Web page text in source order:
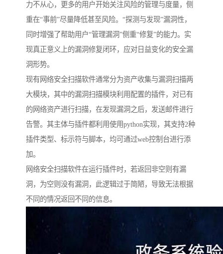
力不从心，更多的用户开始关注风险的管理与度量，侧
重在“事前”尽量降低甚至风险。“探测与发现”漏洞性，
同时增强了帮助用户“管理漏洞”侧重“修复”的能力。实
现真正意义上的漏洞修复闭环，应对日益变化的安全漏
洞形势。
现有网络安全扫描软件通常分为资产收集与漏洞扫描两
大模块，其中的漏洞扫描模块利用配置的插件，对已有
的网络资产进行扫描，在发现漏洞之后，发送邮件进行
告警。其主体与插件都利用使用python实现，其支持2种
插件类型、标示符与脚本，均可通过web控制台进行添
加。
网络安全扫描软件在运行插件时，若返回非空则有漏
洞，为空则没有漏洞，此逻辑过于简陋，导致无法根据
不同的情况返回不同的信息。